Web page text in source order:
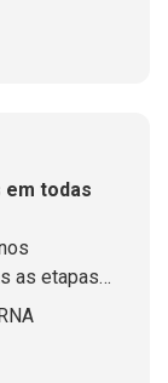
em todas
as etapas
em